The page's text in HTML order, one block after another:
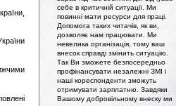
себе в критичній ситуації. Ми
повинні мати ресурси для праці.
Допомога таких читачів, як ви,
дозволяє нам працювати. Ми
невелика організація, тому ваш
внесок справді змінить ситуацію.
Так Ви зможете безпосередньо
профінансувати незалежні ЗМІ і
наші кореспонденти зможуть
отримувати зарплатню. Завдяки
Вашому добровільному внеску ми